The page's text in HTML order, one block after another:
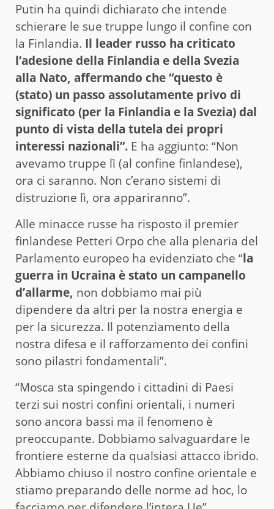
Putin ha quindi dichiarato che intende
schierare le sue truppe lungo il confine con
la Finlandia. Il leader russo ha criticato
l’adesione della Finlandia e della Svezia
alla Nato, affermando che “questo è
(stato) un passo assolutamente privo di
significato (per la Finlandia e la Svezia) dal
punto di vista della tutela dei propri
interessi nazionali”. E ha aggiunto: “Non
avevamo truppe lì (al confine finlandese),
ora ci saranno. Non c’erano sistemi di
distruzione lì, ora appariranno”.
Alle minacce russe ha risposto il premier
finlandese Petteri Orpo che alla plenaria del
Parlamento europeo ha evidenziato che “la
guerra in Ucraina è stato un campanello
d’allarme, non dobbiamo mai più
dipendere da altri per la nostra energia e
per la sicurezza. Il potenziamento della
nostra difesa e il rafforzamento dei confini
sono pilastri fondamentali”.
“Mosca sta spingendo i cittadini di Paesi
terzi sui nostri confini orientali, i numeri
sono ancora bassi ma il fenomeno è
preoccupante. Dobbiamo salvaguardare le
frontiere esterne da qualsiasi attacco ibrido.
Abbiamo chiuso il nostro confine orientale e
stiamo preparando delle norme ad hoc, lo